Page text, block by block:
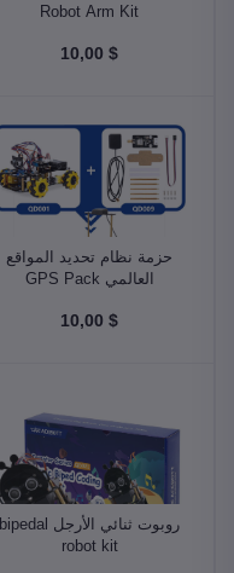
Robot Arm Kit
$ 10,00
حزمة نظام تحديد المواقع
العالمي GPS Pack
$ 10,00
روبوت ثنائي الأرجل bipedal
robot kit